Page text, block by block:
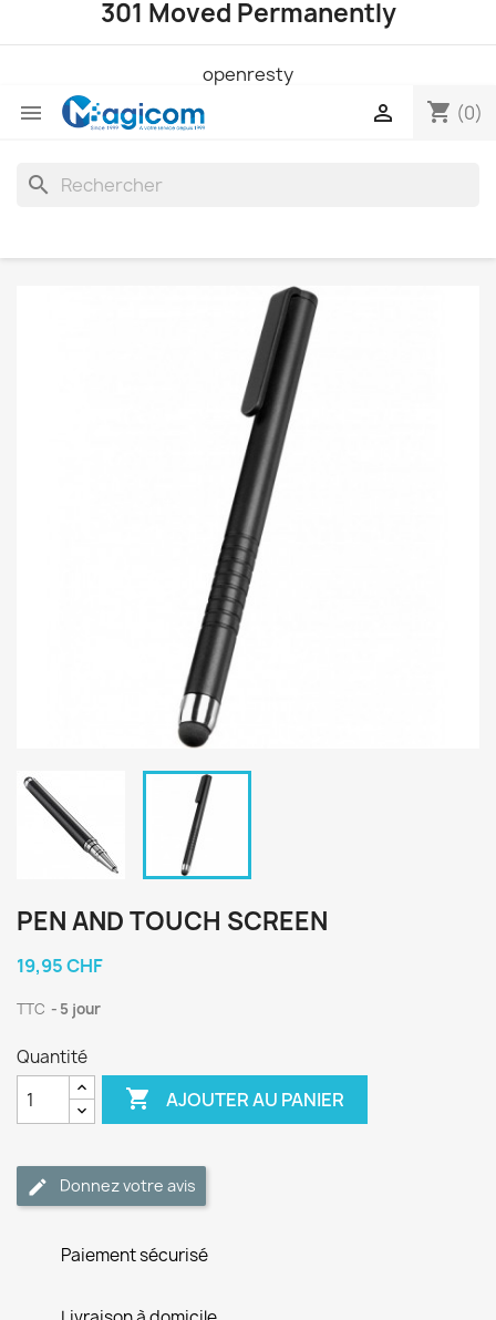
301 Moved Permanently
openresty
 shopping_cart (0)

search
PEN AND TOUCH SCREEN
19,95 CHF
TTC 5 jour
Quantité
 AJOUTER AU PANIER
Donnez votre avis
Paiement sécurisé